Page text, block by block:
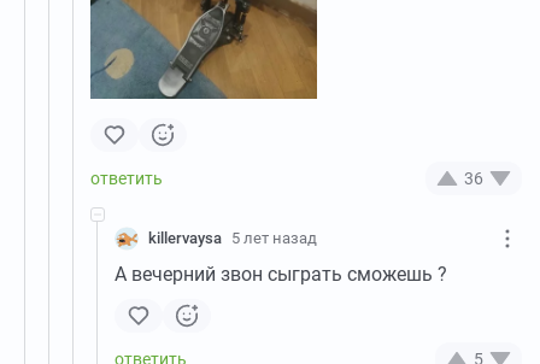
36
killervaysa 5 лет назад
А вечерний звон сыграть сможешь ?
5